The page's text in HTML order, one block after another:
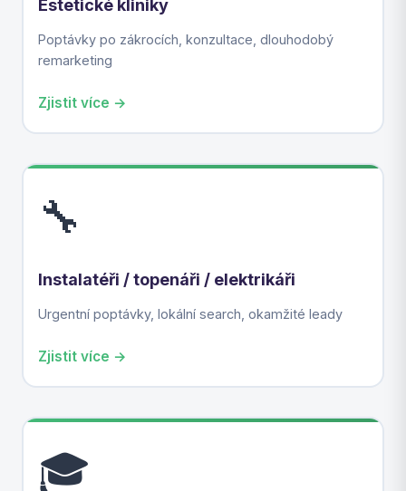
Estetické kliniky
Poptávky po zákrocích, konzultace, dlouhodobý
remarketing
Zjistit více →
🔧
Instalatéři / topenáři / elektrikáři
Urgentní poptávky, lokální search, okamžité leady
Zjistit více →
🎓